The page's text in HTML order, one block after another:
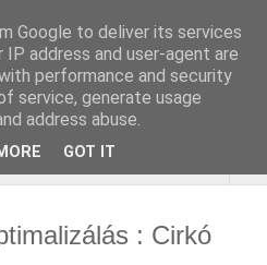
- Teljes
megoldások
: Cirkó
Google to deliver its services
address and user-agent are
performance and security
service, generate usage
address abuse.
GOT IT